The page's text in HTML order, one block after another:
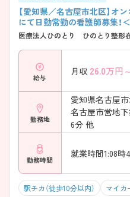
【愛知県／名古屋市北区】オ
にて日勤常勤の看護師募集！
医療法人ひのとり ひのとり整形
給与
月収 26.0万円～
勤務地
愛知県名古屋
名古屋市営地下
6分 他
勤務時間
駅チカ（徒歩10分以内） マイカ